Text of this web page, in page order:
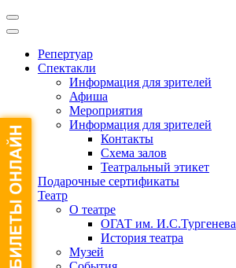
Репертуар
Спектакли
Информация для зрителей
Афиша
Мероприятия
Информация для зрителей
Контакты
Схема залов
Театральный этикет
Подарочные сертификаты
Театр
О театре
ОГАТ им. И.С.Тургенева
История театра
Музей